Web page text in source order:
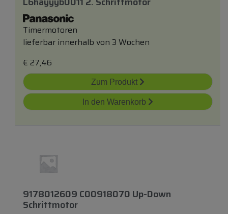
Timermotoren
lieferbar innerhalb von 3 Wochen
€ 27,46
Zum Produkt
In den Warenkorb
9178012609 C00918070 Up-Down
Schrittmotor